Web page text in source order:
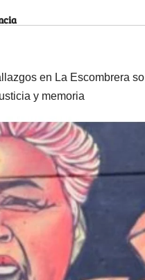
en La Escombrera
y memoria